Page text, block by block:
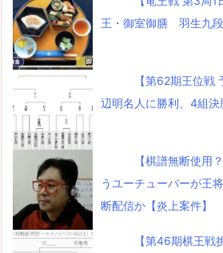
王・御室御膳 羽生九
【第62期王位戦
辺明名人に勝利、4組決
【棋譜無断使用
うユーチューバーが王
断配信か【炎上案件】
【第46期棋王戦